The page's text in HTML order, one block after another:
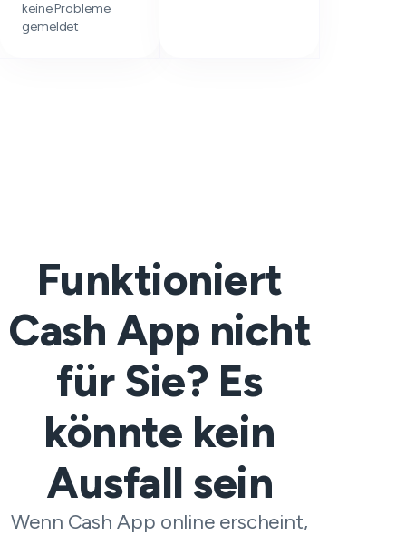
keine Probleme
gemeldet
Funktioniert
Cash App nicht
für Sie? Es
könnte kein
Ausfall sein
Wenn Cash App online erscheint,